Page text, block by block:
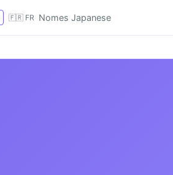
🇫🇷 FR Nomes Japanese